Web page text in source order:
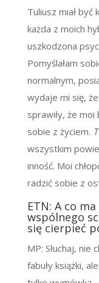
Tuliusz miał
każda z moich
uszkodzona
Pomyślałam
normalnym,
wydaje mi się,
sprawiły, że
sobie z życiem.
wszystkim
inność. Moi
radzić sobie z
ETN: A co
wspólnego
się cierpieć
MP: Słuchaj,
fabuły książki,